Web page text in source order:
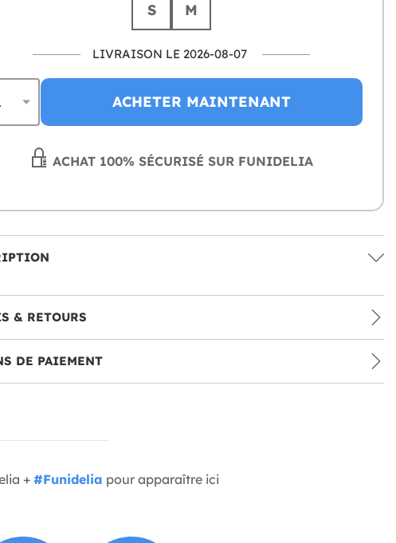
S M
LIVRAISON LE 2026-08-07
ACHETER MAINTENANT
ACHAT 100% SÉCURISÉ SUR FUNIDELIA
& RETOURS
DE PAIEMENT
+ #Funidelia pour apparaître ici